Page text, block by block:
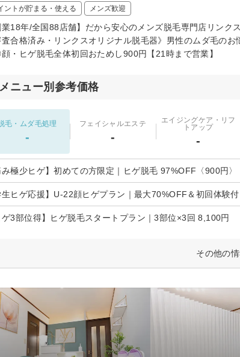
ントが貯まる・使える メンズ歓迎
業18年/全国88店舗】だから安心のメンズ脱毛専門店リン
合格済み・リンクスオリジナル脱毛器》男性のムダ毛の
・ヒゲ脱毛全体初回おためし900円【21時まで営業】
メニュー別参考価格
毛・ムダ毛処理
-
フェイシャルエステ
-
エイジングケア・リフ
トアップ
-
み極少ヒゲ】初めての方限定｜ヒゲ脱毛 97%OFF〈900円〉
生ヒゲ応援】U-22顔ヒゲプラン｜最大70%OFF＆初回体験付
ゲ3部位得】ヒゲ脱毛スタートプラン｜3部位×3回 8,100円
その他の